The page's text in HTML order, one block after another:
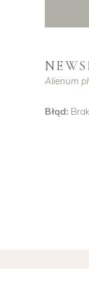
Alienum
Błąd: